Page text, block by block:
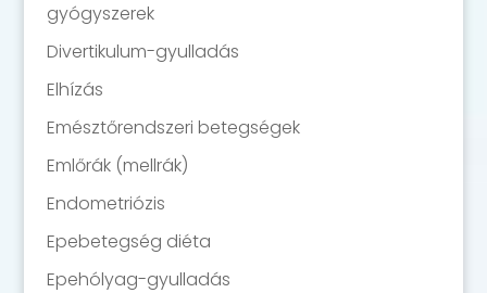
gyógyszerek
Divertikulum-gyulladás
Elhízás
Emésztőrendszeri betegségek
Emlőrák (mellrák)
Endometriózis
Epebetegség diéta
Epehólyag-gyulladás